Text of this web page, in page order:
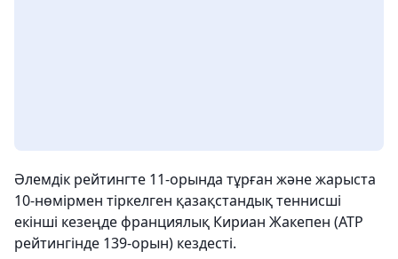
Әлемдік рейтингте 11-орында тұрған және жарыста
10-нөмірмен тіркелген қазақстандық теннисші
екінші кезеңде франциялық Кириан Жакепен (ATP
рейтингінде 139-орын) кездесті.